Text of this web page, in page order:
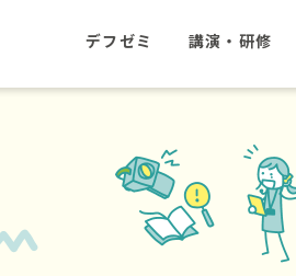
デフゼミ 講演・研修